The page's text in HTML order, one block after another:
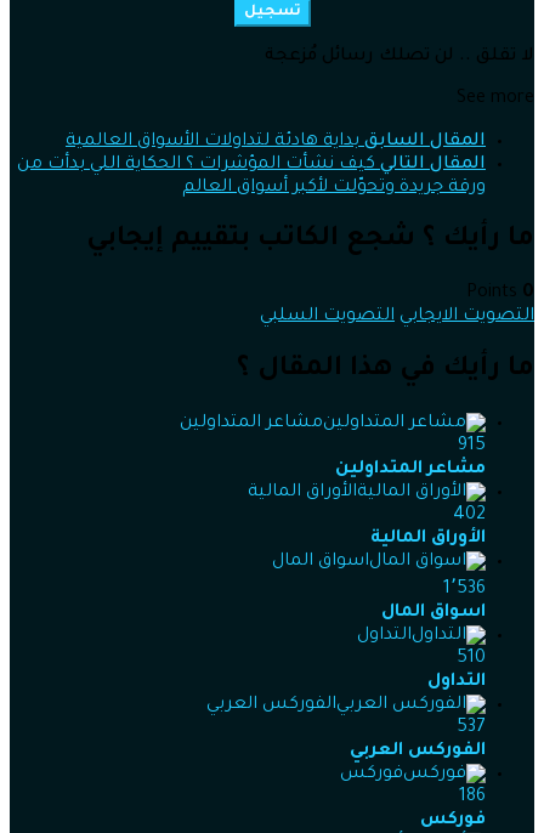
تسجيل
لا تقلق .. لن تصلك رسائل مُزعجة
See more
المقال السابق بداية هادئة لتداولات الأسواق العالمية
المقال التالي كيف نشأت المؤشرات ؟ الحكاية اللي بدأت من
ورقة جريدة وتحوّلت لأكبر أسواق العالم
ما رأيك ؟ شجع الكاتب بتقييم إيجابي
0
التصويت الايجابي التصويت السلبي
ما رأيك في هذا المقال ؟
مشاعر المتداولين
915
مشاعر المتداولين
الأوراق المالية
402
الأوراق المالية
اسواق المال
1٬536
اسواق المال
التداول
510
التداول
الفوركس العربي
537
الفوركس العربي
فوركس
186
فوركس